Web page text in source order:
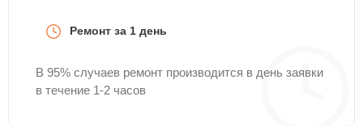
Ремонт за 1 день
В 95% случаев ремонт производится в день заявки
в течение 1-2 часов